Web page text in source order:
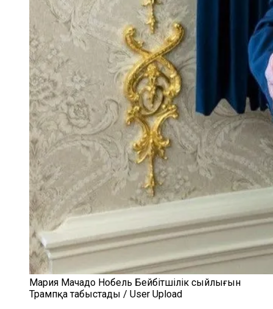
Мария Мачадо Нобель Бейбітшілік сыйлығын
Трампқа табыстады / User Upload